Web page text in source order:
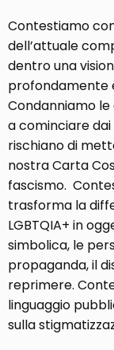
Contestiamo
dell’attuale
dentro una
profondamente
Condanniamo
a cominciare
rischiano di
nostra Carta
fascismo.
trasforma la
LGBTQIA+ in
simbolica, le
propaganda, il
reprimere.
linguaggio
sulla